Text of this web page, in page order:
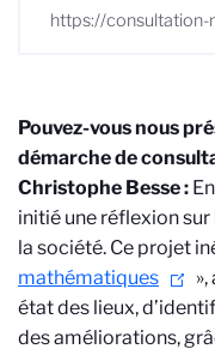
https://consultation-
Pouvez-vous nous
démarche de
Christophe Besse :
initié une réflexion
la société. Ce projet
mathématiques
état des lieux,
des améliorations,